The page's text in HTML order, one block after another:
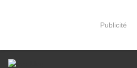
Publicité